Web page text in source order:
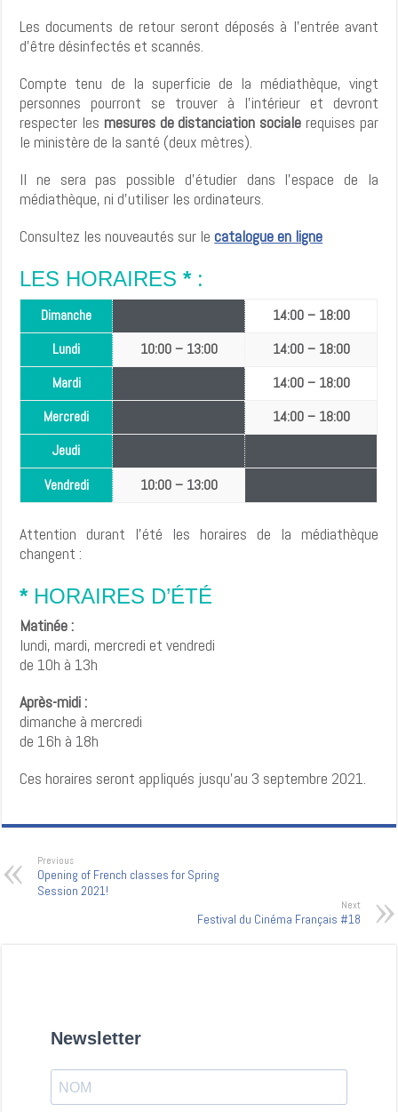
Les documents de retour seront déposés à l’entrée avant
d’être désinfectés et scannés.
Compte tenu de la superficie de la médiathèque, vingt
personnes pourront se trouver à l’intérieur et devront
respecter les mesures de distanciation sociale requises par
le ministère de la santé (deux mètres).
Il ne sera pas possible d’étudier dans l’espace de la
médiathèque, ni d’utiliser les ordinateurs.
Consultez les nouveautés sur lecatalogue en ligne
LES HORAIRES*:
Dimanche 14:00–18:00
Lundi
10:00–13:00 14:00–18:00
Mardi
14:00–18:00
Mercredi
14:00–18:00
Jeudi
Vendredi
10:00–13:00
Attention durant l’été les horaires de la médiathèque
changent :
* HORAIRES D’ÉTÉ
Matinée :
lundi, mardi, mercredi et vendredi
de 10h à 13h
Après-midi :
dimanche à mercredi
de 16h à 18h
Ces horaires seront appliqués jusqu’au 3 septembre 2021.
Previous
Opening of French classes for Spring
Session 2021!
Next
Festival du Cinéma Français #18